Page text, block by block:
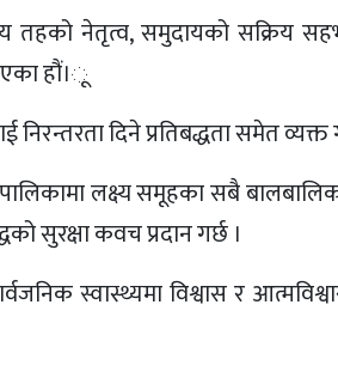
तहको नेतृत्व, समुदायको सक्रिय
हौं।ू
दिने प्रतिबद्धता समेत व्यक्त
लक्ष्य समूहका सबै
सुरक्षा कवच प्रदान गर्छ ।
स्वास्थ्यमा विश्वास र